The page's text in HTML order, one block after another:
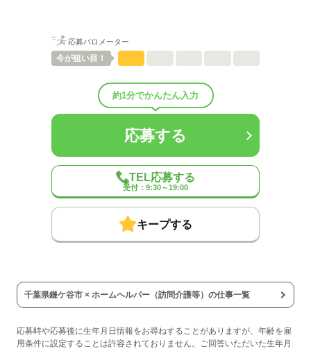
◆予防接種補助金制度
◆各種研修制度
◆食事補助
◆給与前払い制度あり（稼働分・規定あり）
◆定年制度あり：65歳（再雇用制度あり／70歳まで勤務可能）
◆給与前払い制度
実際に勤務した分の給与を、給料日前に受け取ることができる制度
※未勤務分の給与を受け取る前借り制度ではありません。
※入社翌月の第5営業日より利用可能です。
※利用条件の詳細は社内規定によります。
※雇用形態・給与は同条件
※処遇改善手当（支給対象の場合）は試用期間中（3ヶ月）は支給な
時間外労働：採用までに明示
応募バロメーター
今が狙い目！
約1分でかんたん入力
応募する
TEL応募する
受付：9:30～19:00
キープする
千葉県鎌ケ谷市 × ホームヘルパー（訪問介護等）の仕事一覧
応募時や応募後に生年月日情報をお尋ねすることがありますが、年齢を雇
用条件に設定することは許容されておりません。ご回答いただいた生年月